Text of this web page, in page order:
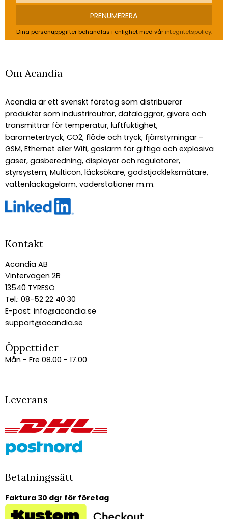
PRENUMERERA
Dina personuppgifter behandlas i enlighet med vår integritetspolicy.
Om Acandia
Acandia är ett svenskt företag som distribuerar
produkter som industriroutrar, dataloggrar, givare och
transmittrar för temperatur, luftfuktighet,
barometertryck, CO2, flöde och tryck, fjärrstyrningar -
GSM, Ethernet eller Wifi, gaslarm för giftiga och explosiva
gaser, gasberedning, displayer och regulatorer,
styrsystem, Multicon, läcksökare, godstjockleksmätare,
vattenläckagelarm, väderstationer m.m.
Kontakt
Acandia AB
Vintervägen 2B
13540 TYRESÖ
Tel.: 08-52 22 40 30
E-post: info@acandia.se
support@acandia.se
Öppettider
Mån - Fre 08.00 - 17.00
Leverans
Betalningssätt
Faktura 30 dgr för företag